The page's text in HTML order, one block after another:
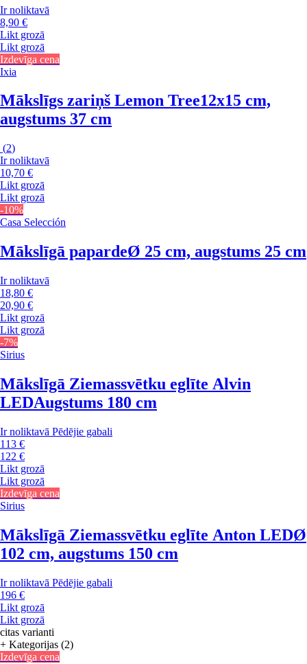
Ir noliktavā
8,90 €
Likt grozā
Likt grozā
Izdevīga cena
Ixia
Mākslīgs zariņš Lemon Tree12x15 cm,
augstums 37 cm
(2)
Ir noliktavā
10,70 €
Likt grozā
Likt grozā
-10%
Casa Selección
Mākslīgā papardeØ 25 cm, augstums 25 cm
Ir noliktavā
18,80 €
20,90 €
Likt grozā
Likt grozā
-7%
Sirius
Mākslīgā Ziemassvētku eglīte Alvin
LEDAugstums 180 cm
Ir noliktavā Pēdējie gabali
113 €
122 €
Likt grozā
Likt grozā
Izdevīga cena
Sirius
Mākslīgā Ziemassvētku eglīte Anton LEDØ
102 cm, augstums 150 cm
Ir noliktavā Pēdējie gabali
196 €
Likt grozā
Likt grozā
citas varianti
+ Kategorijas (2)
Izdevīga cena